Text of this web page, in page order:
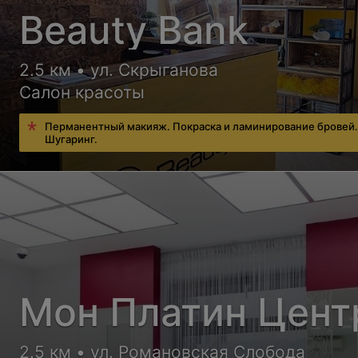
Beauty Bank
2.5 км • ул. Скрыганова
Салон красоты
Перманентный макияж. Покраска и ламинирование бровей.
Шугаринг.
Мон Платин
2.5 км • ул. Романовская Слобода